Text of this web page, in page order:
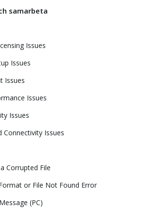
samarbeta
Issues
Issues
Issues
Issues
Issues
Connectivity Issues
Corrupted File
or File Not Found Error
(PC)